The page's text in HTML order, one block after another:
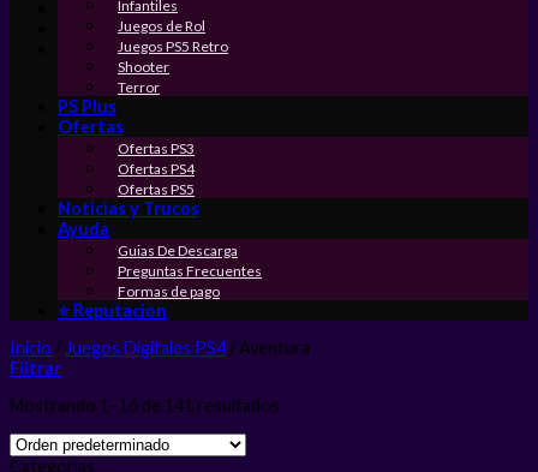
Infantiles
Juegos de Rol
Juegos PS5 Retro
Shooter
Terror
PS Plus
Ofertas
Ofertas PS3
Ofertas PS4
Ofertas PS5
Noticias y Trucos
Ayuda
Guias De Descarga
Preguntas Frecuentes
Formas de pago
⭐ Reputacion
Inicio / Juegos Digitales PS4 / Aventura
Filtrar
Mostrando 1–16 de 141 resultados
Categorias